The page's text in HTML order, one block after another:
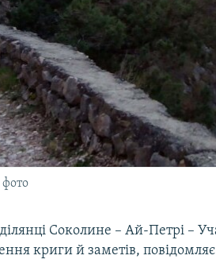
фото
ділянці Соколине – Ай-Петрі –
криги й заметів,